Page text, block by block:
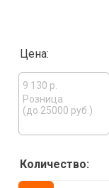
Цена:
9 130 р.
Розница
(до 25000 руб.)
Количество: